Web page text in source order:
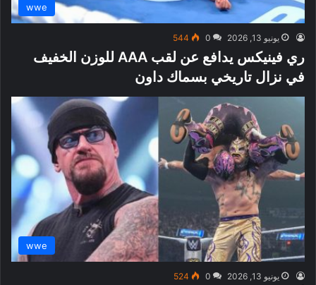
wwe
يونيو 13, 2026 0
544
ري فينيكس يدافع عن لقب AAA للوزن الخفيف
في نزال تاريخي بسماك داون
wwe
يونيو 13, 2026 0
524